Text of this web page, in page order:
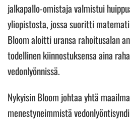
jalkapallo-omistaja valmistui
yliopistosta, jossa suoritti
Bloom aloitti uransa rahoitusalan
todellinen kiinnostuksensa aina
vedonlyönnissä.
Nykyisin Bloom johtaa yhtä
menestyneimmistä